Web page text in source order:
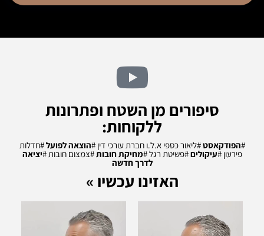
סיפורים מן השטח ופתרונות
ללקוחות:
#הפודקאסט#ליאור כספי א.ל.ו חברת עורכי דין #הוצאה לפועל#חדלות
פירעון #עיקולים#פשיטת רגל#מחיקת חובות#צמצום חובות#יציאה
לדרך חדשה
האזינו עכשיו »​